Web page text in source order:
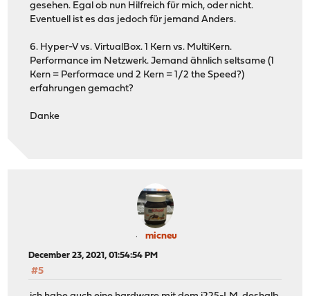
gesehen. Egal ob nun Hilfreich für mich, oder nicht.
Eventuell ist es das jedoch für jemand Anders.
6. Hyper-V vs. VirtualBox. 1 Kern vs. MultiKern.
Performance im Netzwerk. Jemand ähnlich seltsame (1
Kern = Performace und 2 Kern = 1/2 the Speed?)
erfahrungen gemacht?
Danke
micneu
December 23, 2021, 01:54:54 PM
#5